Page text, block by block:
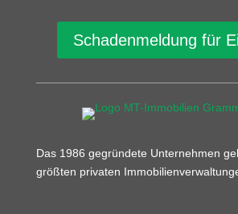
Schadenmeldung für
Das 1986 gegründete Unternehmen
größten privaten